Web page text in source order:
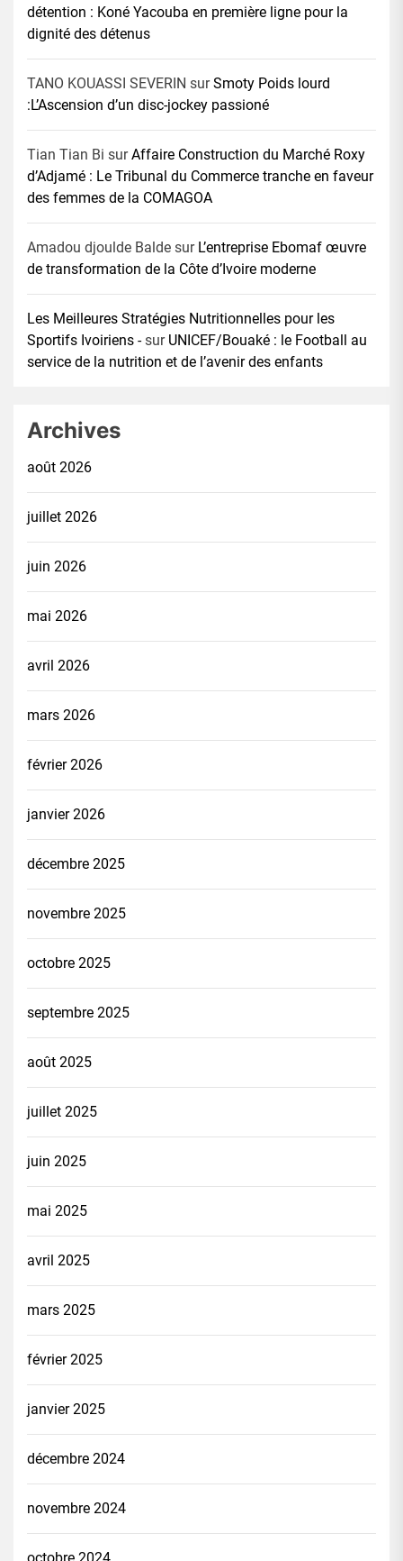
détention : Koné Yacouba en première ligne pour la
dignité des détenus
TANO KOUASSI SEVERIN surSmoty Poids lourd
:L’Ascension d’un disc-jockey passioné
Tian Tian Bi surAffaire Construction du Marché Roxy
d’Adjamé : Le Tribunal du Commerce tranche en faveur
des femmes de la COMAGOA
Amadou djoulde Balde sur L’entreprise Ebomaf œuvre
de transformation de la Côte d’Ivoire moderne
Les Meilleures Stratégies Nutritionnelles pour les
Sportifs Ivoiriens -sur UNICEF/Bouaké : le Football au
service de la nutrition et de l’avenir des enfants
Archives
août 2026
juillet 2026
juin 2026
mai 2026
avril 2026
mars 2026
février 2026
janvier 2026
décembre 2025
novembre 2025
octobre 2025
septembre 2025
août 2025
juillet 2025
juin 2025
mai 2025
avril 2025
mars 2025
février 2025
janvier 2025
décembre 2024
novembre 2024